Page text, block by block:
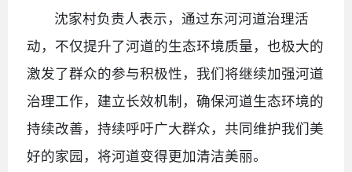
沈家村负责人表示，通过东河河道治理活
动，不仅提升了河道的生态环境质量，也极大的
激发了群众的参与积极性，我们将继续加强河道
治理工作，建立长效机制，确保河道生态环境的
持续改善，持续呼吁广大群众，共同维护我们美
好的家园，将河道变得更加清洁美丽。